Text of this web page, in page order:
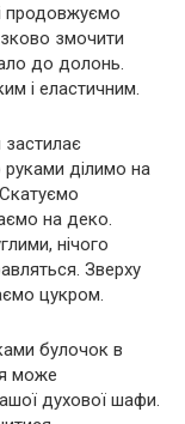
продовжуємо
змочити
до долонь.
і еластичним.
ділимо на
на деко.
нічого
Зверху
цукром.
булочок в
може
духової шафи.